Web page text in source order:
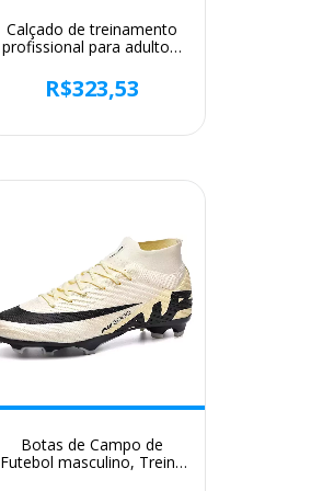
Calçado de treinamento
profissional para adultos,
competição, calçado leve
para jovens, TF e AG,
R$323,53
Botas de Campo de
Futebol masculino, Treino